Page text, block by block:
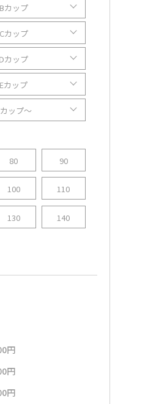
Bカップ
Cカップ
Dカップ
Eカップ
ップ～
80 90
100 110
130 140
円
円
円